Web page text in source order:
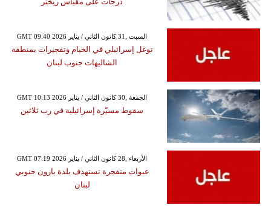
GMT 09:40 2026 السبت ,31 كانون الثاني / يناير
توغل إسرائيلي في الخيام وتفجيرات بمنطقة
الشاليهات جنوب لبنان
GMT 10:13 2026 الجمعة ,30 كانون الثاني / يناير
سقوط مسيّرة إسرائيلية في رب ثلاثين
GMT 07:19 2026 الأربعاء ,28 كانون الثاني / يناير
عبوات متفجرة تستهدف بلدة يارون جنوبي
لبنان